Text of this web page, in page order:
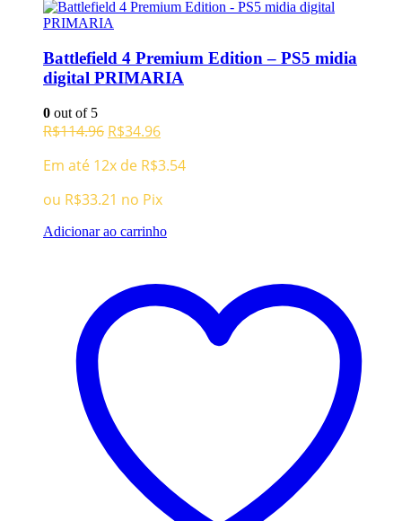
Battlefield 4 Premium Edition – PS5 midia
digital PRIMARIA
0 out of 5
R$114.96 O
original
era:
R$114.96.
R$34.96O
atual
R$34.96.
Em até 12x de R$3.54
ou R$33.21 no Pix
Adicionar ao carrinho